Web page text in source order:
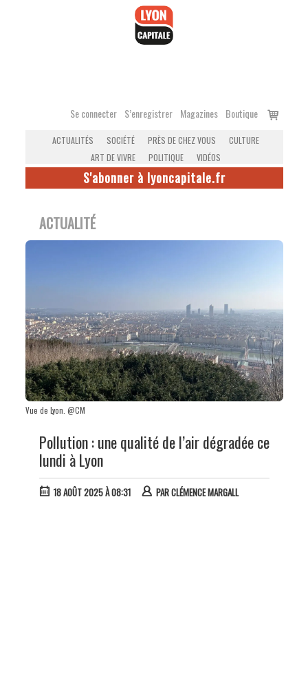
Se connecter S’enregistrer Magazines Boutique
Voir
ACTUALITÉS SOCIÉTÉ PRÈS DE CHEZ VOUS
CULTURE
ART DE VIVRE
POLITIQUE VIDÉOS
S'abonner à lyoncapitale.fr
ACTUALITÉ
Vue de Lyon. @CM
Pollution : une qualité de l’air dégradée ce
lundi à Lyon
18 AOÛT 2025 À 08:31 PARCLÉMENCE MARGALL